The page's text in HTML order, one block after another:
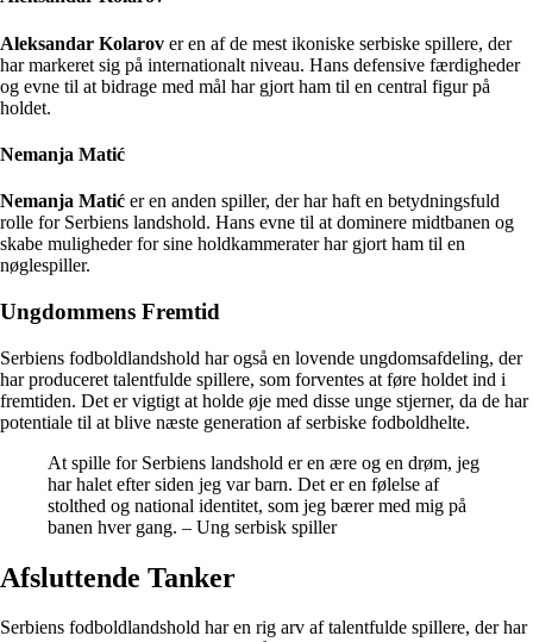
Aleksandar Kolarov er en af de mest ikoniske serbiske spillere, der
har markeret sig på internationalt niveau. Hans defensive færdigheder
og evne til at bidrage med mål har gjort ham til en central figur på
holdet.
Nemanja Matić
Nemanja Matić er en anden spiller, der har haft en betydningsfuld
rolle for Serbiens landshold. Hans evne til at dominere midtbanen og
skabe muligheder for sine holdkammerater har gjort ham til en
nøglespiller.
Ungdommens Fremtid
Serbiens fodboldlandshold har også en lovende ungdomsafdeling, der
har produceret talentfulde spillere, som forventes at føre holdet ind i
fremtiden. Det er vigtigt at holde øje med disse unge stjerner, da de har
potentiale til at blive næste generation af serbiske fodboldhelte.
At spille for Serbiens landshold er en ære og en drøm, jeg
har halet efter siden jeg var barn. Det er en følelse af
stolthed og national identitet, som jeg bærer med mig på
banen hver gang. – Ung serbisk spiller
Afsluttende Tanker
Serbiens fodboldlandshold har en rig arv af talentfulde spillere, der har